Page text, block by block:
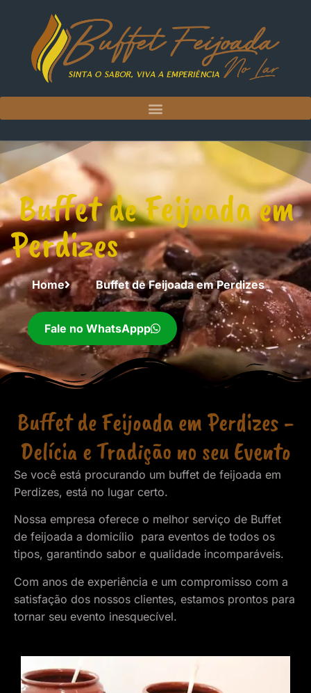
Buffet de Feijoada em
Perdizes
Home Buffet de Feijoada em Perdizes
Fale no WhatsAppp
Buffet de Feijoada em Perdizes -
Delícia e Tradição no seu Evento
Se você está procurando um buffet de feijoada em
Perdizes, está no lugar certo.
Nossa empresa oferece o melhor serviço de Buffet
de feijoada a domicílio para eventos de todos os
tipos, garantindo sabor e qualidade incomparáveis.
Com anos de experiência e um compromisso com a
satisfação dos nossos clientes, estamos prontos para
tornar seu evento inesquecível.